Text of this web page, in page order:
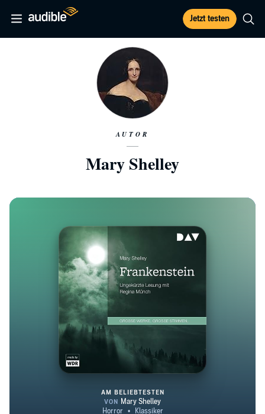
Jetzt testen
AUTOR
Mary Shelley
AM BELIEBTESTEN